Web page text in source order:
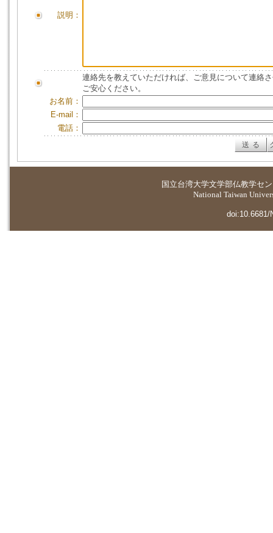
説明：
連絡先を教えていただければ、ご意見について連絡
ご安心ください。
お名前：
E-mail：
電話：
国立台湾大学文学部仏教学セ
National Taiwan
doi:10.6681/